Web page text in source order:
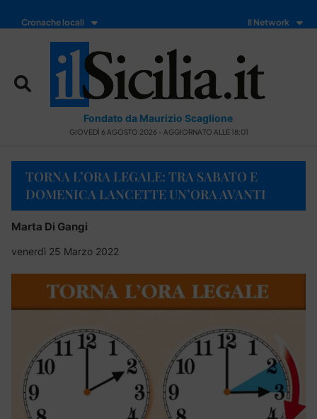
Cronache locali Il Network
Fondato da Maurizio Scaglione
GIOVEDÌ 6 AGOSTO 2026 - AGGIORNATO ALLE 18:01
TORNA L’ORA LEGALE: TRA SABATO E
DOMENICA LANCETTE UN’ORA AVANTI
Marta Di Gangi
venerdì 25 Marzo 2022